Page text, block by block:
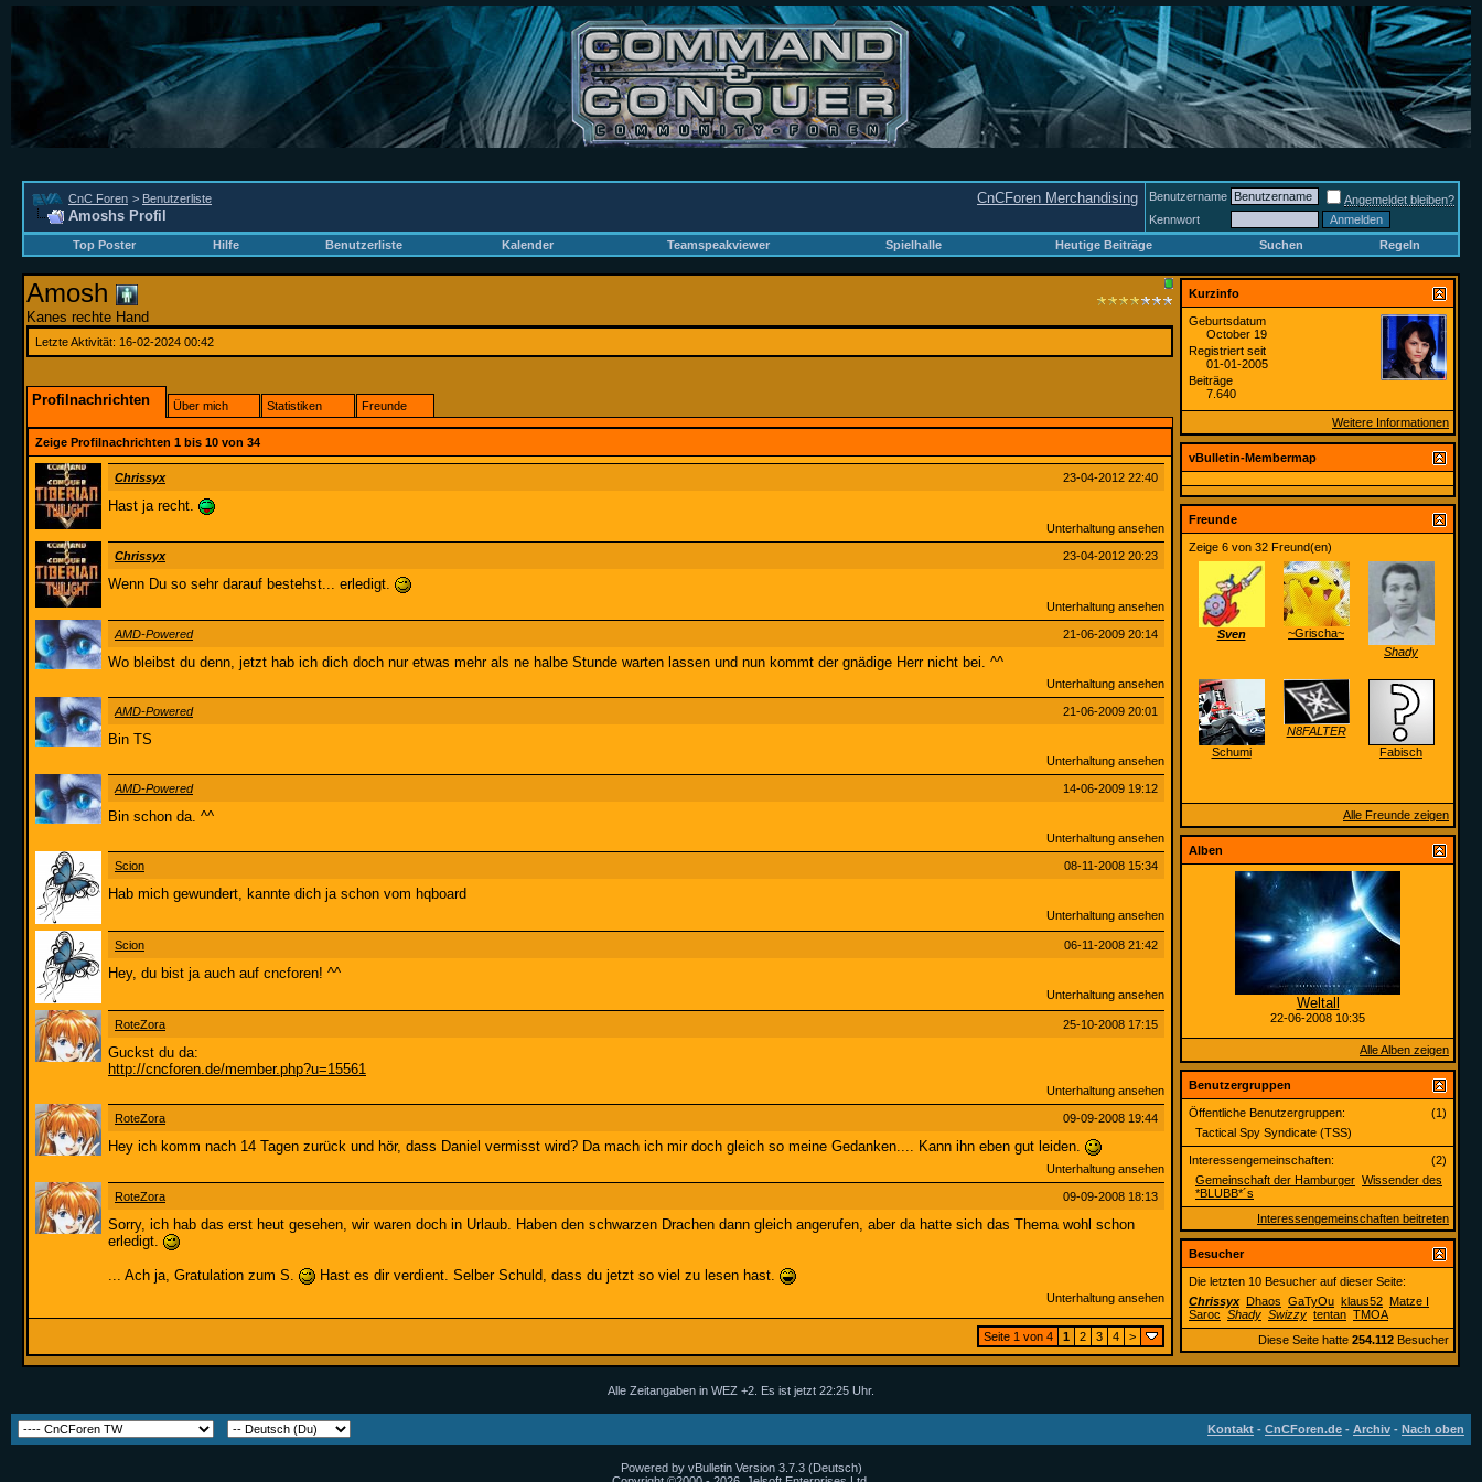
CnCForen Merchandising
CnC Foren > Benutzerliste
Amoshs Profil
Benutzername
Angemeldet bleiben?
Kennwort
Top Poster
Hilfe Benutzerliste Kalender Teamspeakviewer Spielhalle Heutige Beiträge Suchen Regeln
Amosh
Kanes rechte Hand
Letzte Aktivität: 16-02-2024 00:42
Profilnachrichten Über mich Statistiken Freunde
Zeige Profilnachrichten 1 bis 10 von 34
23-04-2012 22:40
Chrissyx
Hast ja recht.
Unterhaltung ansehen
23-04-2012 20:23
Chrissyx
Wenn Du so sehr darauf bestehst... erledigt.
Unterhaltung ansehen
21-06-2009 20:14
AMD-Powered
Wo bleibst du denn, jetzt hab ich dich doch nur etwas mehr als ne halbe Stunde warten lassen und nun kommt der gnädige Herr nicht bei. ^^
Unterhaltung ansehen
21-06-2009 20:01
AMD-Powered
Bin TS
Unterhaltung ansehen
14-06-2009 19:12
AMD-Powered
Bin schon da. ^^
Unterhaltung ansehen
08-11-2008 15:34
Scion
Hab mich gewundert, kannte dich ja schon vom hqboard
Unterhaltung ansehen
06-11-2008 21:42
Scion
Hey, du bist ja auch auf cncforen! ^^
Unterhaltung ansehen
25-10-2008 17:15
RoteZora
Guckst du da:
http://cncforen.de/member.php?u=15561
Unterhaltung ansehen
09-09-2008 19:44
RoteZora
Hey ich komm nach 14 Tagen zurück und hör, dass Daniel vermisst wird? Da mach ich mir doch gleich so meine Gedanken.... Kann ihn eben gut leiden.
Unterhaltung ansehen
09-09-2008 18:13
RoteZora
Sorry, ich hab das erst heut gesehen, wir waren doch in Urlaub. Haben den schwarzen Drachen dann gleich angerufen, aber da hatte sich das Thema wohl schon
erledigt.
... Ach ja, Gratulation zum S. Hast es dir verdient. Selber Schuld, dass du jetzt so viel zu lesen hast.
Unterhaltung ansehen
Seite 1 von 4 1 2 3 4 >
Kurzinfo
Geburtsdatum
October 19
Registriert seit
01-01-2005
Beiträge
7.640
Weitere Informationen
vBulletin-Membermap
Freunde
Zeige 6 von 32 Freund(en)
Sven
~Grischa~
Shady
Schumi
N8FALTER
Fabisch
Alle Freunde zeigen
Alben
Weltall
22-06-2008 10:35
Alle Alben zeigen
Benutzergruppen
(1)
Öffentliche Benutzergruppen:
Tactical Spy Syndicate (TSS)
(2)
Interessengemeinschaften:
Gemeinschaft der Hamburger Wissender des
*BLUBB*´s
Interessengemeinschaften beitreten
Besucher
Die letzten 10 Besucher auf dieser Seite:
Chrissyx Dhaos GaTyOu klaus52 Matze I
Saroc Shady Swizzy tentan TMOA
Diese Seite hatte 254.112 Besucher
Alle Zeitangaben in WEZ +2. Es ist jetzt 22:25 Uhr.
Kontakt - CnCForen.de - Archiv - Nach oben
Powered by vBulletin Version 3.7.3 (Deutsch)